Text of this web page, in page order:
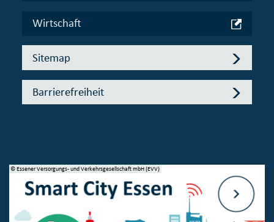
Wirtschaft
Sitemap
Barrierefreiheit
© Essener Versorgungs- und Verkehrsgesellschaft mbH (EVV)